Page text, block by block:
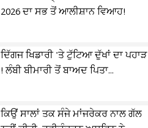
2026 ਦਾ ਸਭ ਤੋਂ ਆਲੀਸ਼ਾਨ ਵਿਆਹ!
ਦਿੱਗਜ ਖਿਡਾਰੀ 'ਤੇ ਟੁੱਟਿਆ ਦੁੱਖਾਂ ਦਾ ਪਹਾੜ
! ਲੰਬੀ ਬੀਮਾਰੀ ਤੋਂ ਬਾਅਦ ਪਿਤਾ...
ਕਿਉਂ ਸਾਲਾਂ ਤਕ ਸੰਜੇ ਮਾਂਜਰੇਕਰ ਨਾਲ ਗੱਲ